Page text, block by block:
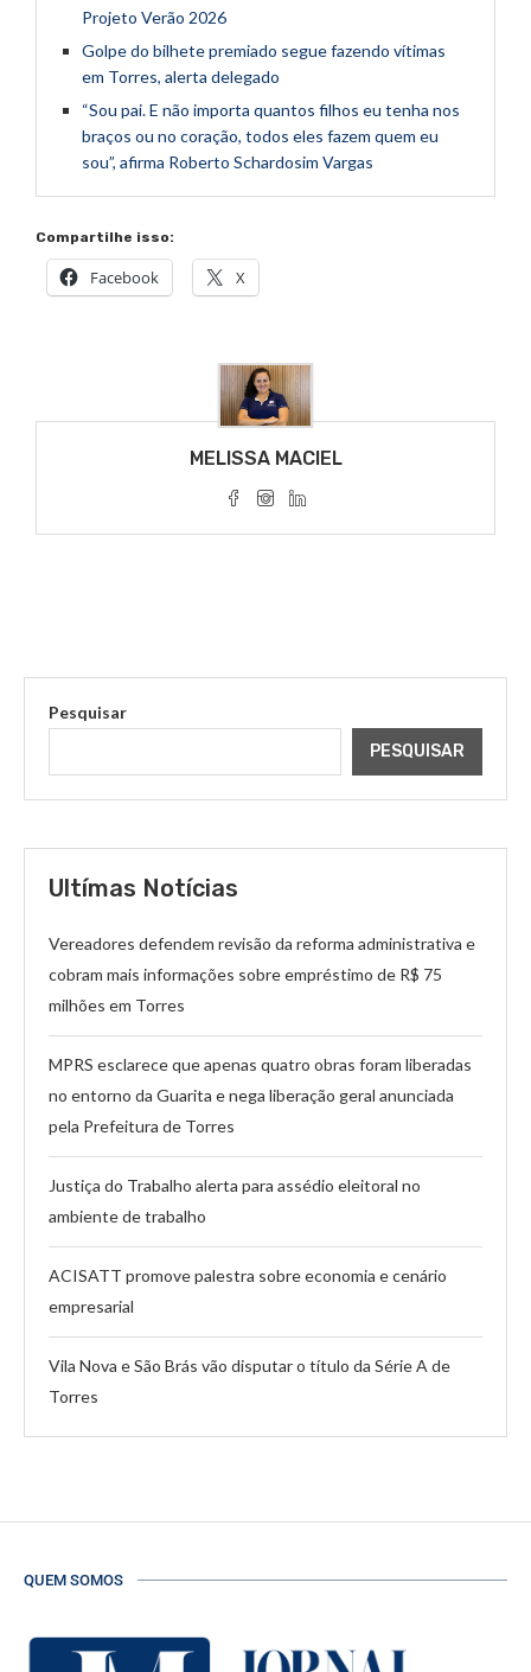
Projeto Verão 2026
Golpe do bilhete premiado segue fazendo vítimas
em Torres, alerta delegado
“Sou pai. E não importa quantos filhos eu tenha nos
braços ou no coração, todos eles fazem quem eu
sou”, afirma Roberto Schardosim Vargas
Compartilhe isso:
Facebook X
MELISSA MACIEL
Pesquisar
PESQUISAR
Ultímas Notícias
Vereadores defendem revisão da reforma administrativa e
cobram mais informações sobre empréstimo de R$ 75
milhões em Torres
MPRS esclarece que apenas quatro obras foram liberadas
no entorno da Guarita e nega liberação geral anunciada
pela Prefeitura de Torres
Justiça do Trabalho alerta para assédio eleitoral no
ambiente de trabalho
ACISATT promove palestra sobre economia e cenário
empresarial
Vila Nova e São Brás vão disputar o título da Série A de
Torres
QUEM SOMOS